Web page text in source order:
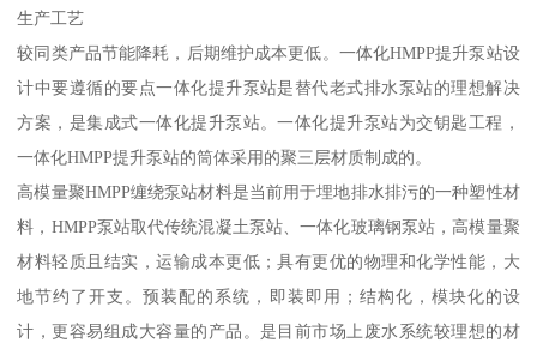
生产工艺
较同类产品节能降耗，后期维护成本更低。一体化HMPP提升泵站设
计中要遵循的要点一体化提升泵站是替代老式排水泵站的理想解决
方案，是集成式一体化提升泵站。一体化提升泵站为交钥匙工程，
一体化HMPP提升泵站的筒体采用的聚三层材质制成的。
高模量聚HMPP缠绕泵站材料是当前用于埋地排水排污的一种塑性材
料，HMPP泵站取代传统混凝土泵站、一体化玻璃钢泵站，高模量聚
材料轻质且结实，运输成本更低；具有更优的物理和化学性能，大
地节约了开支。预装配的系统，即装即用；结构化，模块化的设
计，更容易组成大容量的产品。是目前市场上废水系统较理想的材